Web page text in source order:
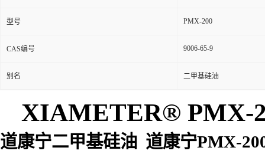
型号 PMX-200
CAS编号 9006-65-9
别名 二甲基硅油
XIAMETER® PMX-
道康宁二甲基硅油 道康宁PMX-